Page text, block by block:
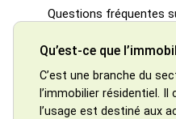
Questions fréquentes
Qu’est-ce que
C’est une branche du
l’immobilier résidentiel.
l’usage est destiné aux